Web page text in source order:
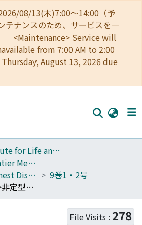
08/13(木)7:00～14:00（予
テナンスのため、サービスを一
<Maintenance> Service will
from 7:00 AM to 2:00
August 13, 2026 due
330 _Institute for Life and Medical Sciences
Institute for Frontier Medical Sciences
Bulletin of the Chest Disease Research Institute, Kyoto University
9巻1・2号
<学術講演会記録>非定型抗酸菌症の臨床像
File Visits : 278